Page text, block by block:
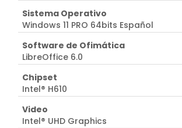
Sistema Operativo
Windows 11 PRO 64bits Español
Software de Ofimática
LibreOffice 6.0
Chipset
Intel® H610
Video
Intel® UHD Graphics